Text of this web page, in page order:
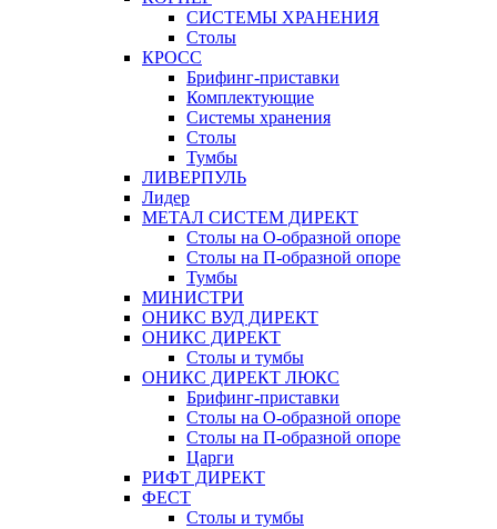
СИСТЕМЫ ХРАНЕНИЯ
Столы
КРОСС
Брифинг-приставки
Комплектующие
Системы хранения
Столы
Тумбы
ЛИВЕРПУЛЬ
Лидер
МЕТАЛ СИСТЕМ ДИРЕКТ
Столы на О-образной опоре
Столы на П-образной опоре
Тумбы
МИНИСТРИ
ОНИКС ВУД ДИРЕКТ
ОНИКС ДИРЕКТ
Столы и тумбы
ОНИКС ДИРЕКТ ЛЮКС
Брифинг-приставки
Столы на О-образной опоре
Столы на П-образной опоре
Царги
РИФТ ДИРЕКТ
ФЕСТ
Столы и тумбы